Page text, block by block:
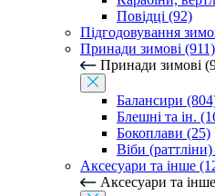
Повідці (92)
Підгодовування
Принади зимові (911)
Принади зимові
Балансири
Блешні та ін.
Бокоплави (25)
Віби
Аксесуари та інше
Аксесуари та